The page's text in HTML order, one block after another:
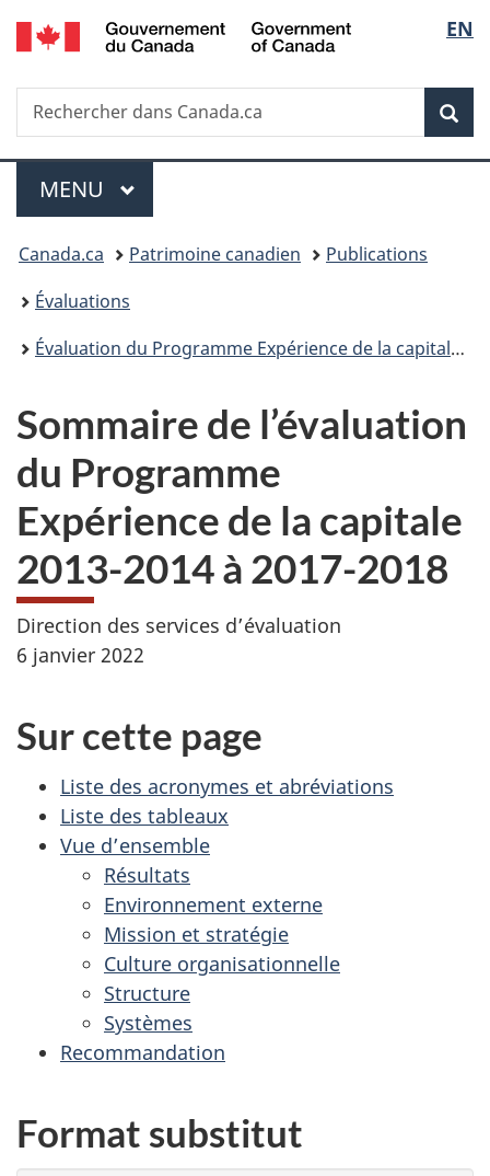
Passer
au
principal
Passer
à
Au
du
Passer
à
version
simplifiée
de
la
EN
Recherche
Rechercher
dans
Menu
MENU PRINCIPAL
Vous
êtes
ici :
Canada.ca Patrimoine canadien
Publications
Évaluations
Évaluation du Programme Expérience de la capitale 2013-2014 à 2017-2018
Sommaire de l’évaluation
du Programme
Expérience de la capitale
2013-2014 à 2017-2018
Direction des services d’évaluation
6 janvier 2022
Sur cette page
Liste des acronymes et abréviations
Liste des tableaux
Vue d’ensemble
Résultats
Environnement externe
Mission et stratégie
Culture organisationnelle
Structure
Systèmes
Recommandation
Format substitut